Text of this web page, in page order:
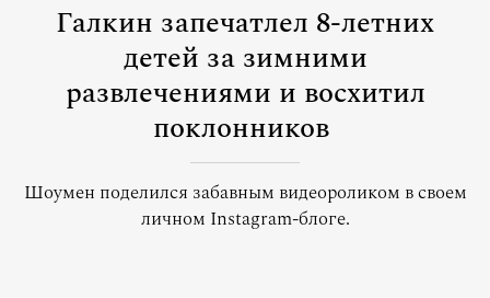
Галкин запечатлел 8-летних
детей за зимними
развлечениями и восхитил
поклонников
Шоумен поделился забавным видеороликом в своем
личном Instagram-блоге.